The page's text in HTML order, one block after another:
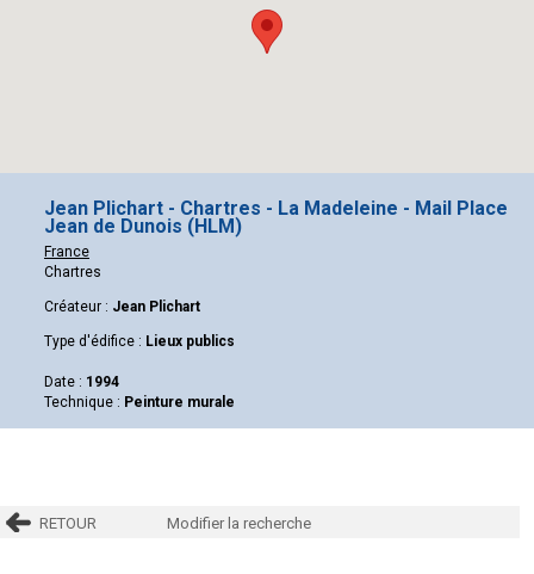
Jean Plichart - Chartres - La Madeleine - Mail Place
Jean de Dunois (HLM)
France
Chartres
Créateur : Jean Plichart
Type d'édifice : Lieux publics
Date : 1994
Technique : Peinture murale
RETOUR Modifier la recherche